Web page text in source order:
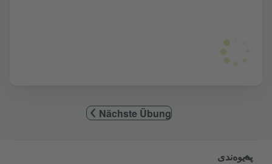
Nächste Übung
Service- und Informationsbereich
پەیوەندی